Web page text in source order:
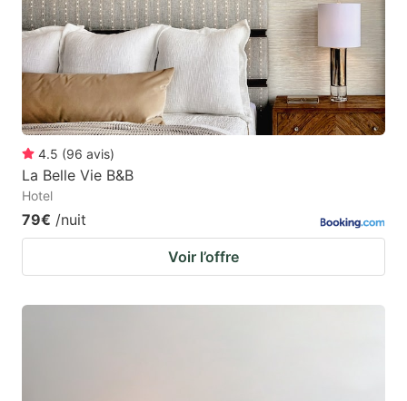
4.5 (96 avis)
La Belle Vie B&B
Hotel
79€ /nuit
Voir l’offre